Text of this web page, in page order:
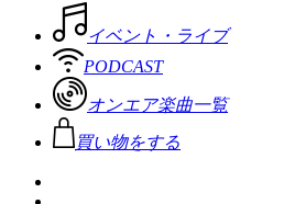
イベント・ライブ
PODCAST
オンエア楽曲一覧
買い物をする